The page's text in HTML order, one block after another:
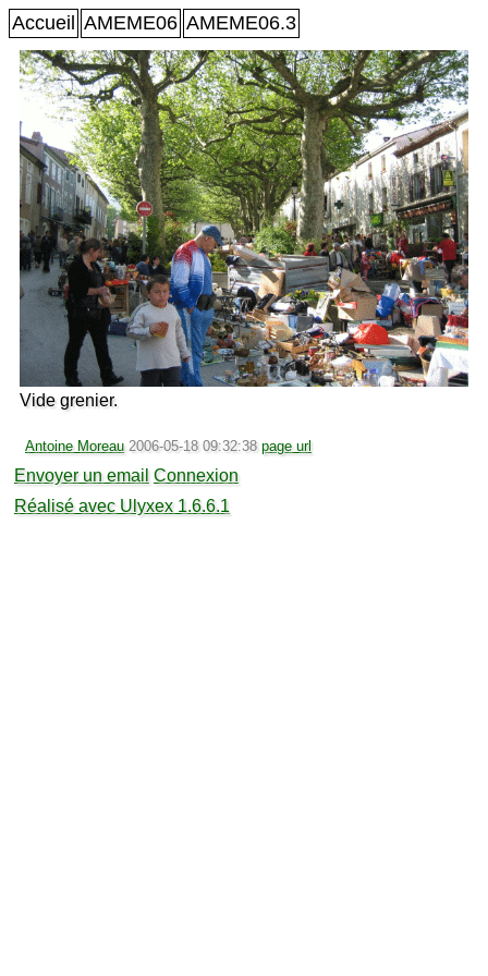
Accueil AMEME06 AMEME06.3
Vide grenier.
Antoine Moreau 2006-05-18 09:32:38 page url
Envoyer un email Connexion
Réalisé avec Ulyxex 1.6.6.1